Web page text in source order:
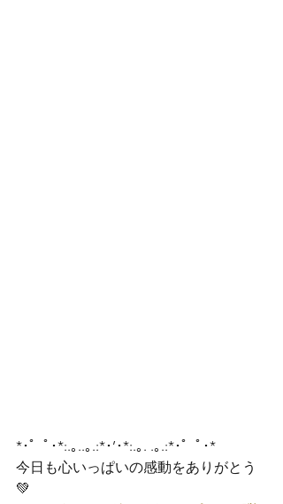
*･゜ﾟ･*:.｡..｡.:*･’･*:.｡. .｡.:*･゜ﾟ･*
今日も心いっぱいの感動をありがとう
💚